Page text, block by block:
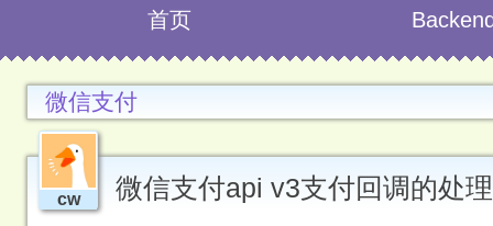
首页
微信支付
cw 微信支付api v3支付回调的处理